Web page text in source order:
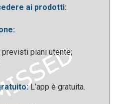
risposta data da
ai prodotti:
previsti piani utente;
L’app è gratuita.